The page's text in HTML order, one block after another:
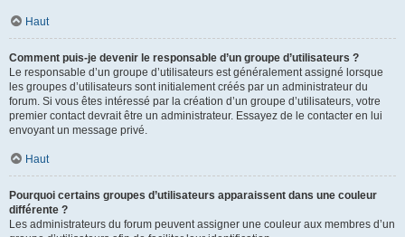
Haut
Comment puis-je devenir le responsable d’un groupe d’utilisateurs ?
Le responsable d’un groupe d’utilisateurs est généralement assigné lorsque
les groupes d’utilisateurs sont initialement créés par un administrateur du
forum. Si vous êtes intéressé par la création d’un groupe d’utilisateurs, votre
premier contact devrait être un administrateur. Essayez de le contacter en lui
envoyant un message privé.
Haut
Pourquoi certains groupes d’utilisateurs apparaissent dans une couleur
différente ?
Les administrateurs du forum peuvent assigner une couleur aux membres d’un